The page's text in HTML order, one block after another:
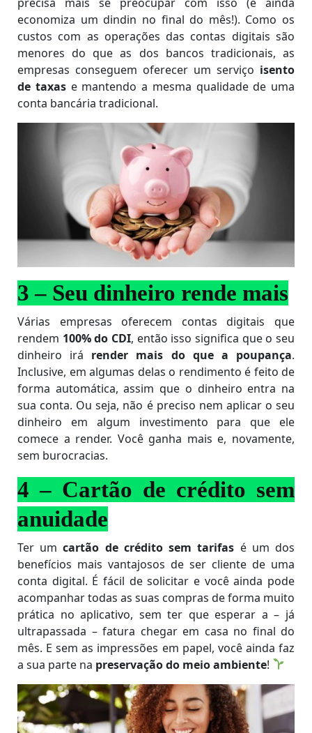
economiza um dindin no final do mês!). Como os
custos com as operações das contas digitais são
menores do que as dos bancos tradicionais, as
empresas conseguem oferecer um serviço isento
de taxase mantendo a mesma qualidade de uma
conta bancária tradicional.
3 – Seu dinheiro rende mais
Várias empresas oferecem contas digitais que
rendem 100% do CDI, então isso significa que o seu
dinheiro irá render mais do que a poupança.
Inclusive, em algumas delas o rendimento é feito de
forma automática, assim que o dinheiro entra na
sua conta. Ou seja, não é preciso nem aplicar o seu
dinheiro em algum investimento para que ele
comece a render. Você ganha mais e, novamente,
sem burocracias.
4 – Cartão de crédito sem
anuidade
Ter umcartão de crédito sem tarifas é um dos
benefícios mais vantajosos de ser cliente de uma
conta digital. É fácil de solicitar e você ainda pode
acompanhar todas as suas compras de forma muito
prática no aplicativo, sem ter que esperar a – já
ultrapassada – fatura chegar em casa no final do
mês. E sem as impressões em papel, você ainda faz
a sua parte na preservação do meio ambiente!